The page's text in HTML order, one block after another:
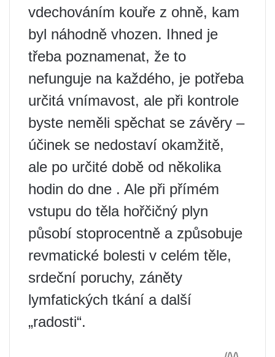
vdechováním kouře z ohně, kam
byl náhodně vhozen. Ihned je
třeba poznamenat, že to
nefunguje na každého, je potřeba
určitá vnímavost, ale při kontrole
byste neměli spěchat se závěry –
účinek se nedostaví okamžitě,
ale po určité době od několika
hodin do dne . Ale při přímém
vstupu do těla hořčičný plyn
působí stoprocentně a způsobuje
revmatické bolesti v celém těle,
srdeční poruchy, záněty
lymfatických tkání a další
„radosti“.